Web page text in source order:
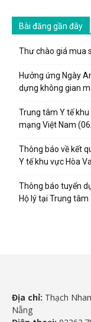
Bài đăng gần đây
Thư chào giá mua
Hưởng ứng Ngày
dựng không gian
Trung tâm Y tế
mạng Việt Nam
Thông báo về kết
Y tế khu vực Hòa
Thông báo tuyển
Hộ lý tại Trung tâm
Địa chỉ: Thạch
Nẵng